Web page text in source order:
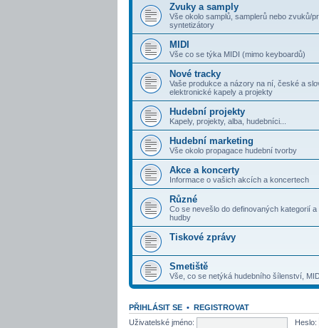
Zvuky a samply
Vše okolo samplů, samplerů nebo zvuků/
syntetizátory
MIDI
Vše co se týka MIDI (mimo keyboardů)
Nové tracky
Vaše produkce a názory na ní, české a
elektronické kapely a projekty
Hudební projekty
Kapely, projekty, alba, hudebníci...
Hudební marketing
Vše okolo propagace hudební tvorby
Akce a koncerty
Informace o vašich akcích a koncertech
Různé
Co se nevešlo do definovaných kategorií
hudby
Tiskové zprávy
Smetiště
Vše, co se netýká hudebního šílenství,
PŘIHLÁSIT SE • REGISTROVAT
Uživatelské jméno:
Heslo: